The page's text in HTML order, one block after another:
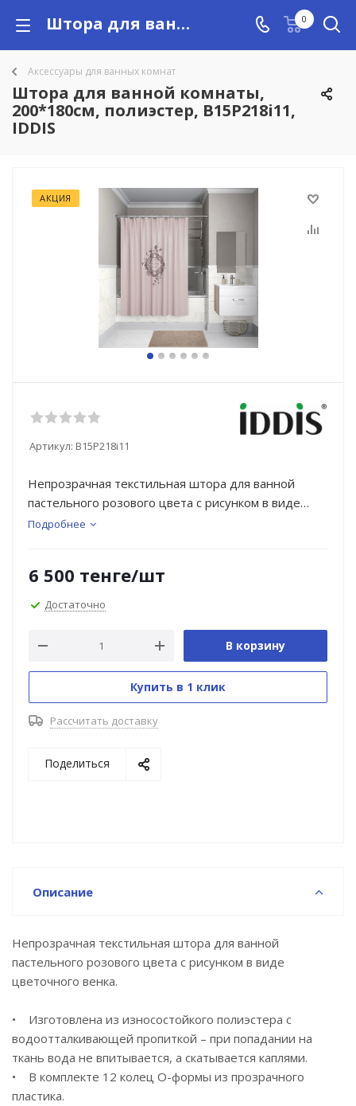
Штора для ванной комнаты, 200*180см, полиэстер, B15P218i11, IDDIS купить в Алматы с доставкой по Казахстану, цены 0
Аксессуары для ванных комнат
Штора для ванной комнаты,
200*180см, полиэстер, B15P218i11,
IDDIS
АКЦИЯ
Артикул: B15P218i11
Непрозрачная текстильная штора для ванной
пастельного розового цвета с рисунком в виде
цветочного венка.
водоотталкивающей пропиткой – при попадании на
ткань вода не впитывается, а скатывается каплями.
• По верхнему краю расположены 12 прозрачных
пластиковых люверсов.
• Штора имеет утяжеляющую нить по нижнему
краю, которая позволяет избежать задирания
ткани.
можно стирать в стиральной машине в деликатном
Подробнее
6 500 тенге/шт
Достаточно
В корзину
Купить в 1 клик
Рассчитать доставку
Поделиться
Описание
Непрозрачная текстильная штора для ванной
пастельного розового цвета с рисунком в виде
цветочного венка.
• Изготовлена из износостойкого полиэстера с
водоотталкивающей пропиткой – при попадании на
ткань вода не впитывается, а скатывается каплями.
• В комплекте 12 колец О-формы из прозрачного
пластика.